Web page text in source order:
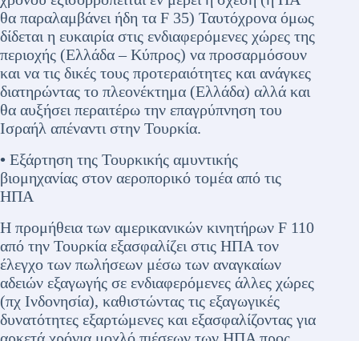
θα παραλαμβάνει ήδη τα F 35) Ταυτόχρονα όμως
δίδεται η ευκαιρία στις ενδιαφερόμενες χώρες της
περιοχής (Ελλάδα – Κύπρος) να προσαρμόσουν
και να τις δικές τους προτεραιότητες και ανάγκες
διατηρώντας το πλεονέκτημα (Ελλάδα) αλλά και
θα αυξήσει περαιτέρω την επαγρύπνηση του
Ισραήλ απέναντι στην Τουρκία.
• Εξάρτηση της Τουρκικής αμυντικής
βιομηχανίας στον αεροπορικό τομέα από τις
ΗΠΑ
Η προμήθεια των αμερικανικών κινητήρων F 110
από την Τουρκία εξασφαλίζει στις ΗΠΑ τον
έλεγχο των πωλήσεων μέσω των αναγκαίων
αδειών εξαγωγής σε ενδιαφερόμενες άλλες χώρες
(πχ Ινδονησία), καθιστώντας τις εξαγωγικές
δυνατότητες εξαρτώμενες και εξασφαλίζοντας για